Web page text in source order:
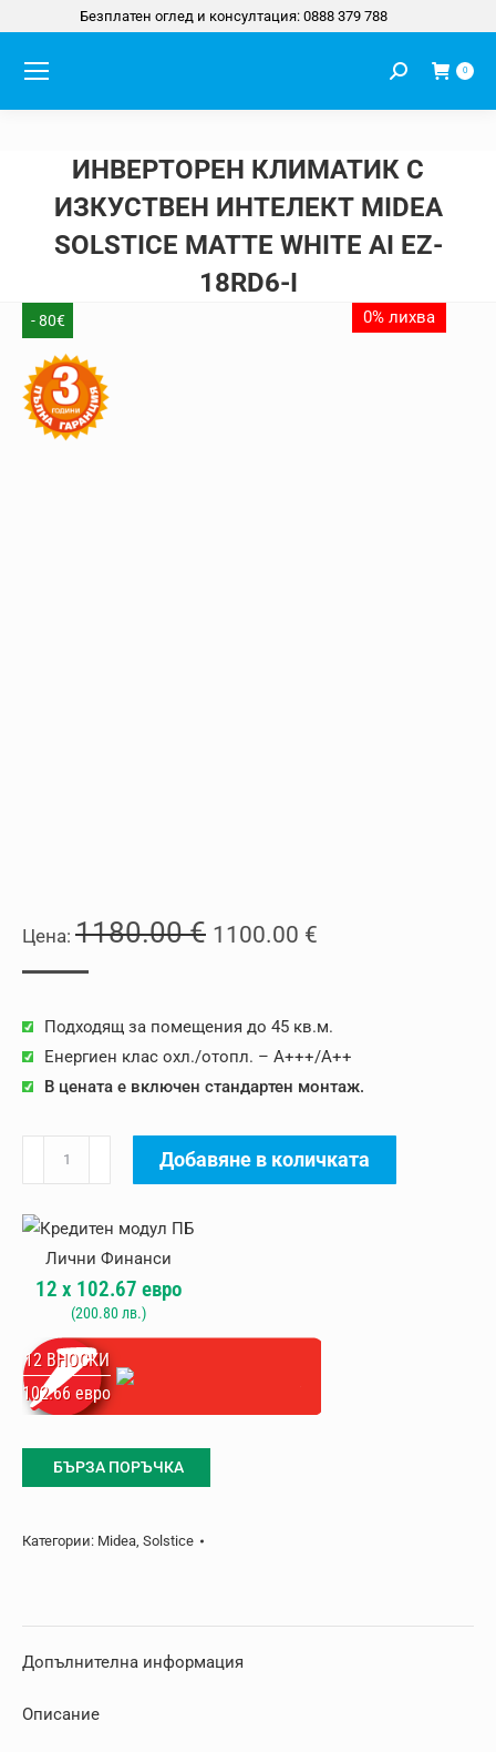
Безплатен оглед и консултация: 0888 379 788
Search: 0
ИНВЕРТОРЕН КЛИМАТИК С
ИЗКУСТВЕН ИНТЕЛЕКТ MIDEA
SOLSTICE MATTE WHITE AI EZ-
18RD6-I
- 80€ 0% лихва
1180.00€ Original
1180.00 €.
1100.00 €
1100.00 €.
Подходящ за помещения до 45 кв.м.
Енергиен клас охл./отопл. – A+++/A++
В цената е включен стандартен монтаж.
за
климатик
изкуствен
интелект
Midea
Solstice
Matte
White
18RD6-
Добавяне в количката
12 x 102.67 евро
(200.80лв.)
12 ВНОСКИ
102.66 евро
БЪРЗА ПОРЪЧКА
Категории: Midea, Solstice
Допълнителна информация
Описание